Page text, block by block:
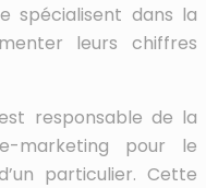
spécialisent dans la
leurs chiffres
responsable de la
marketing pour le
particulier. Cette